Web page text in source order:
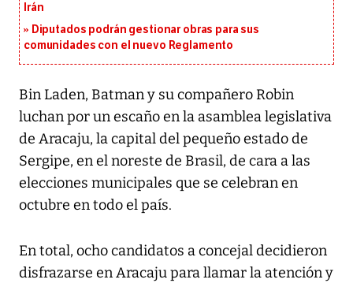
Irán
Diputados podrán gestionar obras para sus
comunidades con el nuevo Reglamento
Bin Laden, Batman y su compañero Robin
luchan por un escaño en la asamblea legislativa
de Aracaju, la capital del pequeño estado de
Sergipe, en el noreste de Brasil, de cara a las
elecciones municipales que se celebran en
octubre en todo el país.
En total, ocho candidatos a concejal decidieron
disfrazarse en Aracaju para llamar la atención y